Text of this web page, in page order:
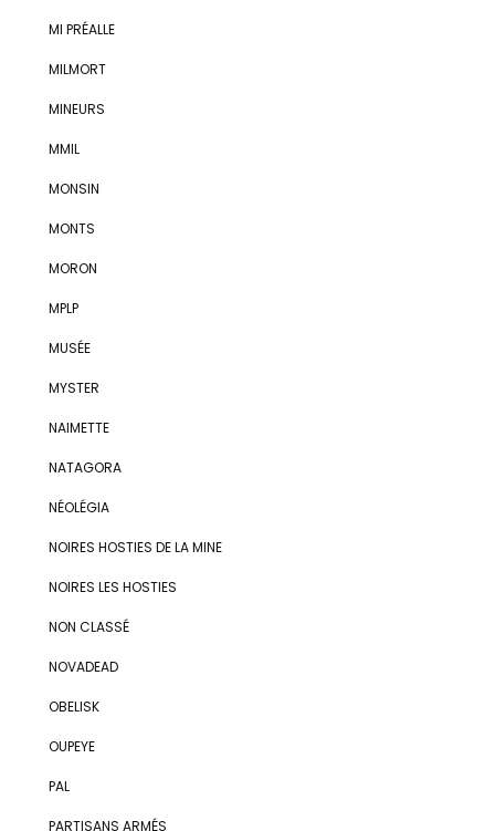
MI PRÉALLE
MILMORT
MINEURS
MMIL
MONSIN
MONTS
MORON
MPLP
MUSÉE
MYSTER
NAIMETTE
NATAGORA
NÉOLÉGIA
NOIRES HOSTIES DE LA MINE
NOIRES LES HOSTIES
NON CLASSÉ
NOVADEAD
OBELISK
OUPEYE
PAL
PARTISANS ARMÉS